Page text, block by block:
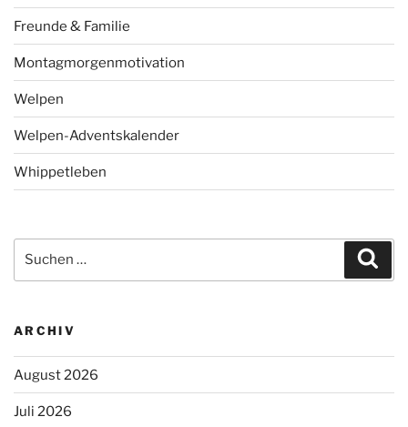
Freunde & Familie
Montagmorgenmotivation
Welpen
Welpen-Adventskalender
Whippetleben
nach:
ARCHIV
August 2026
Juli 2026